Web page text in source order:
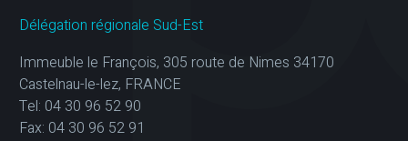
Délégation régionale Sud-Est
Immeuble le François, 305 route de Nimes 34170
Castelnau-le-lez, FRANCE
Tel: 04 30 96 52 90
Fax: 04 30 96 52 91